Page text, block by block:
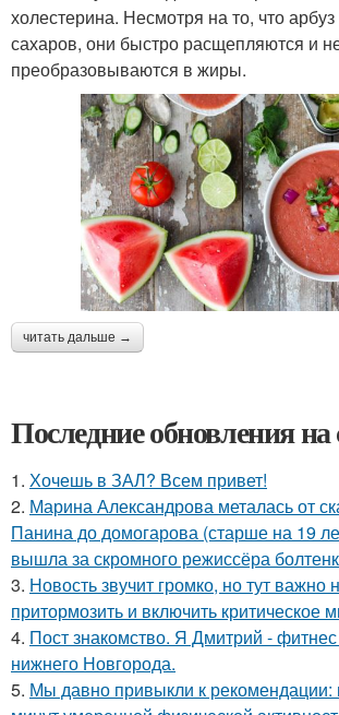
холестерина. Несмотря на то, что
сахаров, они быстро расщепляются и
преобразовываются в жиры.
читать дальше →
Последние обновления на
1. Хочешь в ЗАЛ? Всем привет!
2. Марина Александрова металась от
Панина до домогарова (старше на 19
вышла за скромного режиссёра
3. Новость звучит громко, но тут важно
притормозить и включить критическое
4. Пост знакомство. Я Дмитрий -
нижнего Новгорода.
5. Мы давно привыкли к рекомендации: